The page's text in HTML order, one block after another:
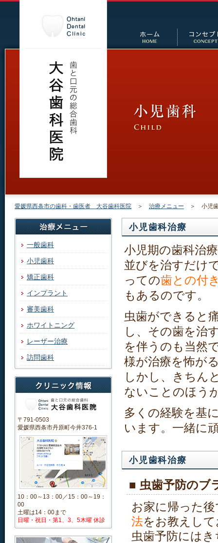
愛媛県西条市の歯科・歯医者 大谷歯科医院 ＞ 治療メニュー ＞ 小児
小児歯科治療
小児期の歯科治
並びを治すだけ
っての歯との付
もあるのです。
虫歯ができると
し、その歯を治
を伴うのも当然
様が治療を怖が
しかし、きちん
ないことのほう
多くの経験を基
います。一緒に
小児歯科治療
■ 虫歯予防のブ
お家に帰った
法をお教えし
虫歯予防には
一般歯科
小児歯科
矯正歯科
インプラント
審美歯科
ホワイトニング
レーザー治療
訪問歯科
〒791-0503
愛媛県西条市丹原町今井376-1
10：00～13：00／15：00～19：
00
土曜は14：00まで
日曜・祝日・第1、3、5木曜 休診